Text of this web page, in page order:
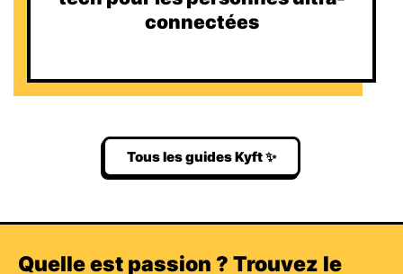
connectées
Tous les guides Kyft ✨
Quelle est passion ? Trouvez le